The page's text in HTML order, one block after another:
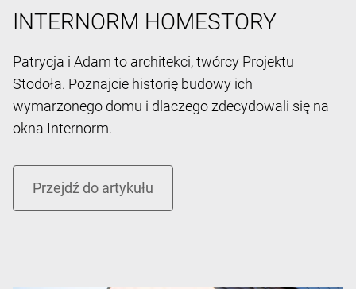
INTERNORM HOMESTORY
Patrycja i Adam to architekci, twórcy Projektu
Stodoła. Poznajcie historię budowy ich
wymarzonego domu i dlaczego zdecydowali się na
okna Internorm.